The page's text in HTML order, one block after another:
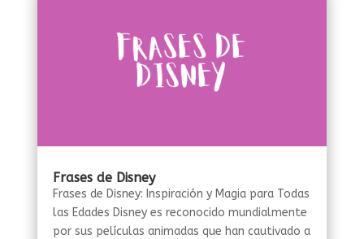
Frases de Disney
Frases de Disney: Inspiración y Magia para Todas
las Edades Disney es reconocido mundialmente
por sus películas animadas que han cautivado a